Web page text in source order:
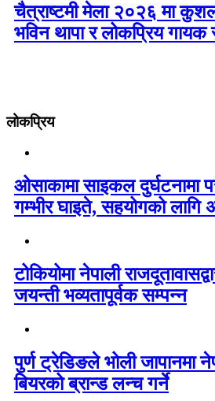
चैत्राष्टमी मेला २०२६ मा
भविन थापा र लोकप्रिय
लोकप्रिय
ओसाकामा साइकल दुर्घटनामा
गम्भीर घाइते, सहयोगको लागि
टोकियोमा नेपाली
जयन्ती भव्यतापूर्वक सम्पन्न
पुर्ण ट्रेडिङले भोली जापानमा
बियरको ब्रान्ड लन्च गर्ने